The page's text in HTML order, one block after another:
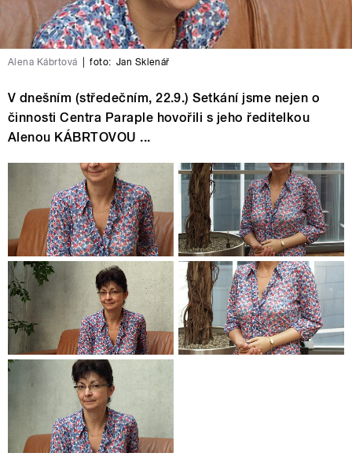
Alena Kábrtová foto: Jan Sklenář
V dnešním (středečním, 22.9.) Setkání jsme nejen o
činnosti Centra Paraple hovořili s jeho ředitelkou
Alenou KÁBRTOVOU ...